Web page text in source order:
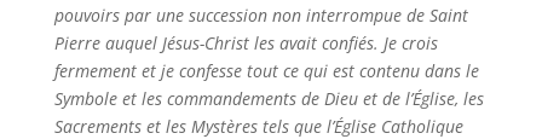
pouvoirs par une succession non interrompue de Saint
Pierre auquel Jésus-Christ les avait confiés. Je crois
fermement et je confesse tout ce qui est contenu dans le
Symbole et les commandements de Dieu et de l’Église, les
Sacrements et les Mystères tels que l’Église Catholique